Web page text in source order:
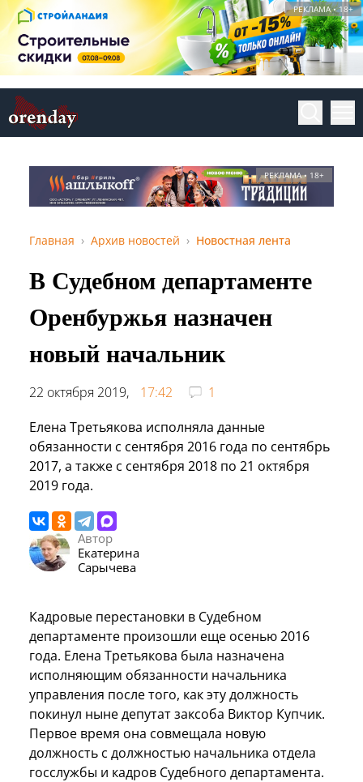
РЕКЛАМА • 18+
РЕКЛАМА • 18+
Главная Архив новостей Новостная лента
В Судебном департаменте
Оренбуржья назначен
новый начальник
22 октября 2019, 17:42
1
Елена Третьякова исполняла данные
обязанности с сентября 2016 года по сентябрь
2017, а также с сентября 2018 по 21 октября
2019 года.
Автор
Екатерина
Сарычева
Кадровые перестановки в Судебном
департаменте произошли еще осенью 2016
года. Елена Третьякова была назначена
исполняющим обязанности начальника
управления после того, как эту должность
покинул ныне депутат заксоба Виктор Купчик.
Первое время она совмещала новую
должность с должностью начальника отдела
госслужбы и кадров Судебного департамента.